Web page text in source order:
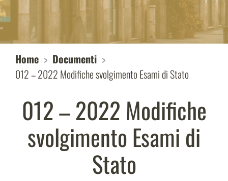
Home
Documenti
012 – 2022 Modifiche svolgimento Esami di Stato
012 – 2022 Modifiche
svolgimento Esami di
Stato